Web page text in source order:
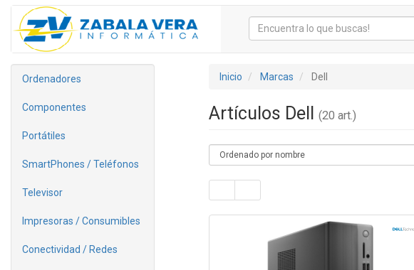
Ordenadores
Componentes
Portátiles
SmartPhones / Teléfonos
Televisor
Impresoras / Consumibles
Conectividad / Redes
Inicio Marcas Dell
Artículos Dell (20 art.)